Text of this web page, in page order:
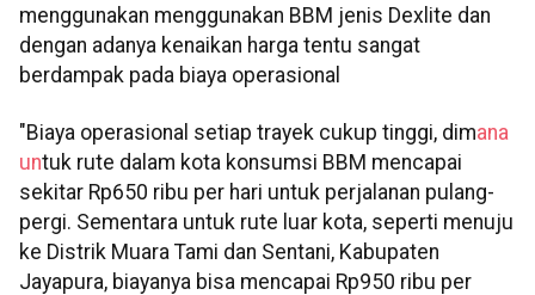
menggunakan menggunakan BBM jenis Dexlite dan
dengan adanya kenaikan harga tentu sangat
berdampak pada biaya operasional
"Biaya operasional setiap trayek cukup tinggi, dimana
untuk rute dalam kota konsumsi BBM mencapai
sekitar Rp650 ribu per hari untuk perjalanan pulang-
pergi. Sementara untuk rute luar kota, seperti menuju
ke Distrik Muara Tami dan Sentani, Kabupaten
Jayapura, biayanya bisa mencapai Rp950 ribu per